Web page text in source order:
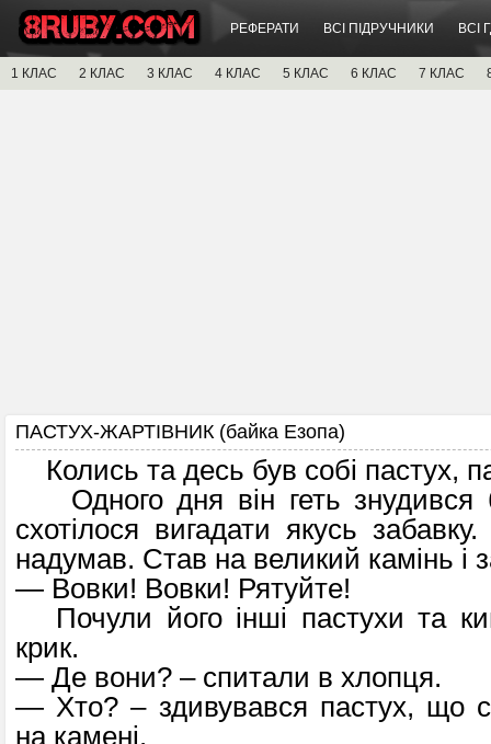
РЕФЕРАТИ ВСІ ПІДРУЧНИКИ ВСІ
1 КЛАС 2 КЛАС 3 КЛАС 4 КЛАС 5 КЛАС 6 КЛАС 7 КЛАС
ПАСТУХ-ЖАРТІВНИК (байка Езопа)
Колись та десь був собі пастух,
Одного дня він геть знудився
схотілося вигадати якусь
надумав. Став на великий камінь і
— Вовки! Вовки! Рятуйте!
Почули його інші пастухи та
крик.
— Де вони? – спитали в хлопця.
— Хто? – здивувався пастух, що
на камені.